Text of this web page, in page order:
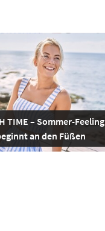
TIME – Sommer-Feeling
an den Füßen